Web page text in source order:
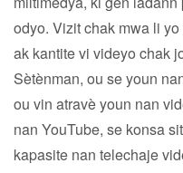
odyo. Vizit chak mwa li
ak kantite vi videyo chak
Sètènman, ou se youn
ou vin atravè youn nan
nan YouTube, se konsa
kapasite nan telechaje